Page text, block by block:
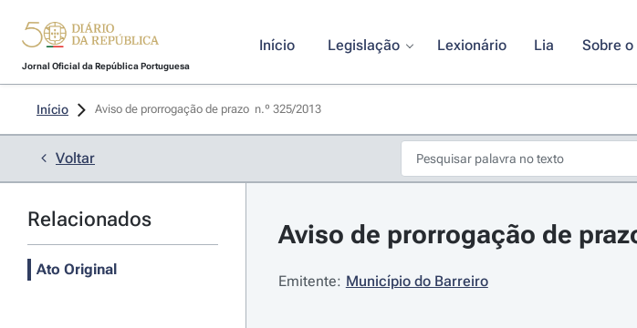
Jornal Oficial da República Portuguesa
Início Legislação Lexionário Lia Sobre o
Início Aviso de prorrogação de prazo  n.º 325/2013
Voltar
Relacionados
Ato Original
Aviso de prorrogação de
Emitente: Município do Barreiro